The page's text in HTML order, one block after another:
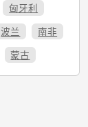
匈牙利
波兰
南非
蒙古